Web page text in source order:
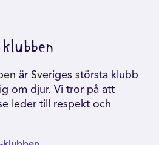
är Sveriges största klubb
om djur. Vi tror på att
leder till respekt och